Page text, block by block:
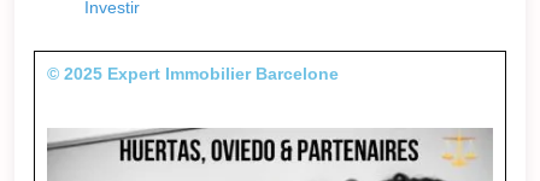
Investir
© 2025 Expert Immobilier Barcelone